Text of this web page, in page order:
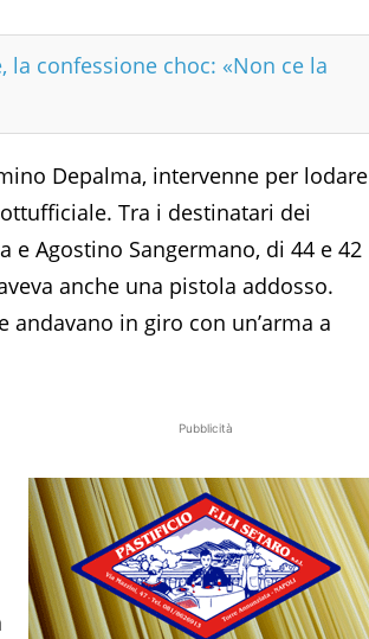
la confessione choc: «Non ce la
Depalma, intervenne per lodare
Tra i destinatari dei
Agostino Sangermano, di 44 e 42
anche una pistola addosso.
in giro con un’arma a
Pubblicità